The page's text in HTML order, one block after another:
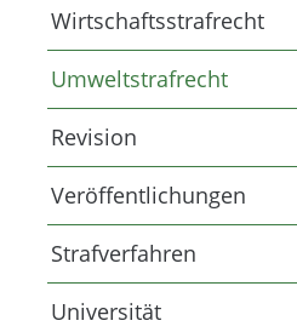
Wirtschaftsstrafrecht
Umweltstrafrecht
Revision
Veröffentlichungen
Strafverfahren
Universität